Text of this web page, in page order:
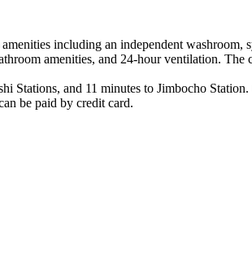
including an independent
amenities, and 24-hour ventilation.
and 11 minutes to Jimbocho
be paid by credit card.